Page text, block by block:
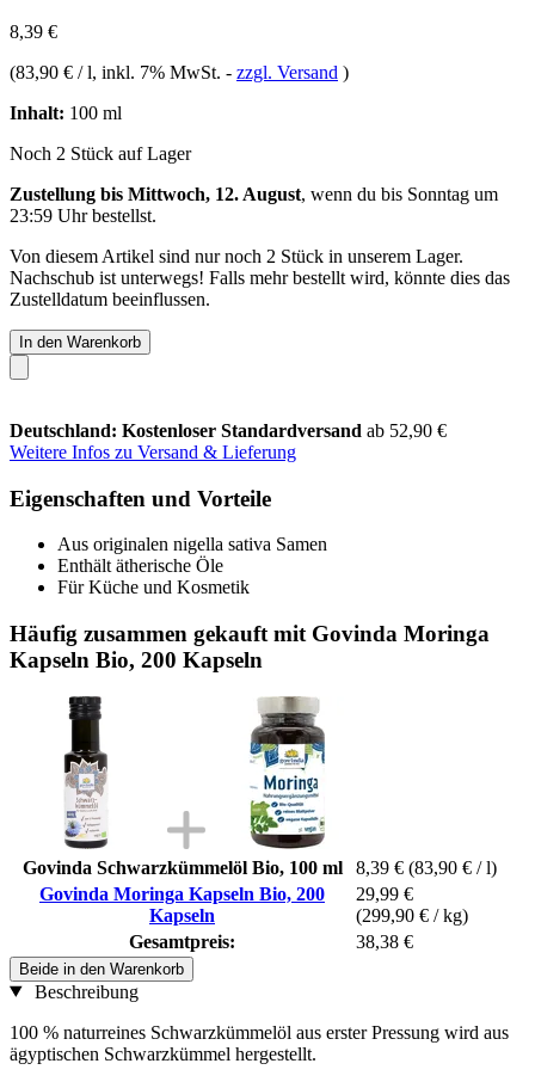
8,39 €
(83,90 € / l, inkl. 7% MwSt. - zzgl. Versand )
Inhalt: 100 ml
Noch 2 Stück auf Lager
Zustellung bis Mittwoch, 12. August, wenn du bis Sonntag um
23:59 Uhrbestellst.
Von diesem Artikel sind nur noch 2 Stück in unserem Lager.
Nachschub ist unterwegs! Falls mehr bestellt wird, könnte dies das
Zustelldatum beeinflussen.
In den Warenkorb
Deutschland: Kostenloser Standardversand ab 52,90 €
Weitere Infos zu Versand & Lieferung
Eigenschaften und Vorteile
Aus originalen nigella sativa Samen
Enthält ätherische Öle
Für Küche und Kosmetik
Häufig zusammen gekauft mit Govinda Moringa
Kapseln Bio, 200 Kapseln
Govinda Schwarzkümmelöl Bio, 100 ml 8,39 € (83,90 € / l)
Govinda Moringa Kapseln Bio, 200
Kapseln
29,99 €
(299,90 € / kg)
Gesamtpreis:
38,38 €
Beide in den Warenkorb
Beschreibung
100 % naturreines Schwarzkümmelöl aus erster Pressung wird aus
ägyptischen Schwarzkümmel hergestellt.